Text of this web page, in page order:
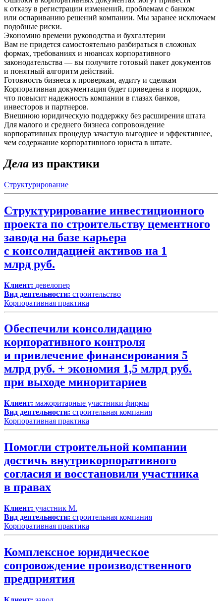
к отказу в регистрации изменений, проблемам с банком
или оспариванию решений компании. Мы заранее исключаем
подобные риски.
Экономию времени руководства и бухгалтерии
Вам не придется самостоятельно разбираться в сложных
формах, требованиях и нюансах корпоративного
законодательства — вы получите готовый пакет документов
и понятный алгоритм действий.
Готовность бизнеса к проверкам, аудиту и сделкам
Корпоративная документация будет приведена в порядок,
что повысит надежность компании в глазах банков,
инвесторов и партнеров.
Внешнюю юридическую поддержку без расширения штата
Для малого и среднего бизнеса сопровождение
корпоративных процедур зачастую выгоднее и эффективнее,
чем содержание корпоративного юриста в штате.
Дела из практики
Структурирование
Структурирование инвестиционного
проекта по строительству цементного
завода на базе карьера
с консолидацией активов на 1
млрд руб.
Клиент: девелопер
Вид деятельности: строительство
Корпоративная практика
Обеспечили консолидацию
корпоративного контроля
и привлечение финансирования 5
млрд руб. + экономия 1,5 млрд руб.
при выходе миноритариев
Клиент: мажоритарные участники фирмы
Вид деятельности: строительная компания
Корпоративная практика
Помогли строительной компании
достичь внутрикорпоративного
согласия и восстановили участника
в правах
Клиент: участник М.
Вид деятельности: строительная компания
Корпоративная практика
Комплексное юридическое
сопровождение производственного
предприятия